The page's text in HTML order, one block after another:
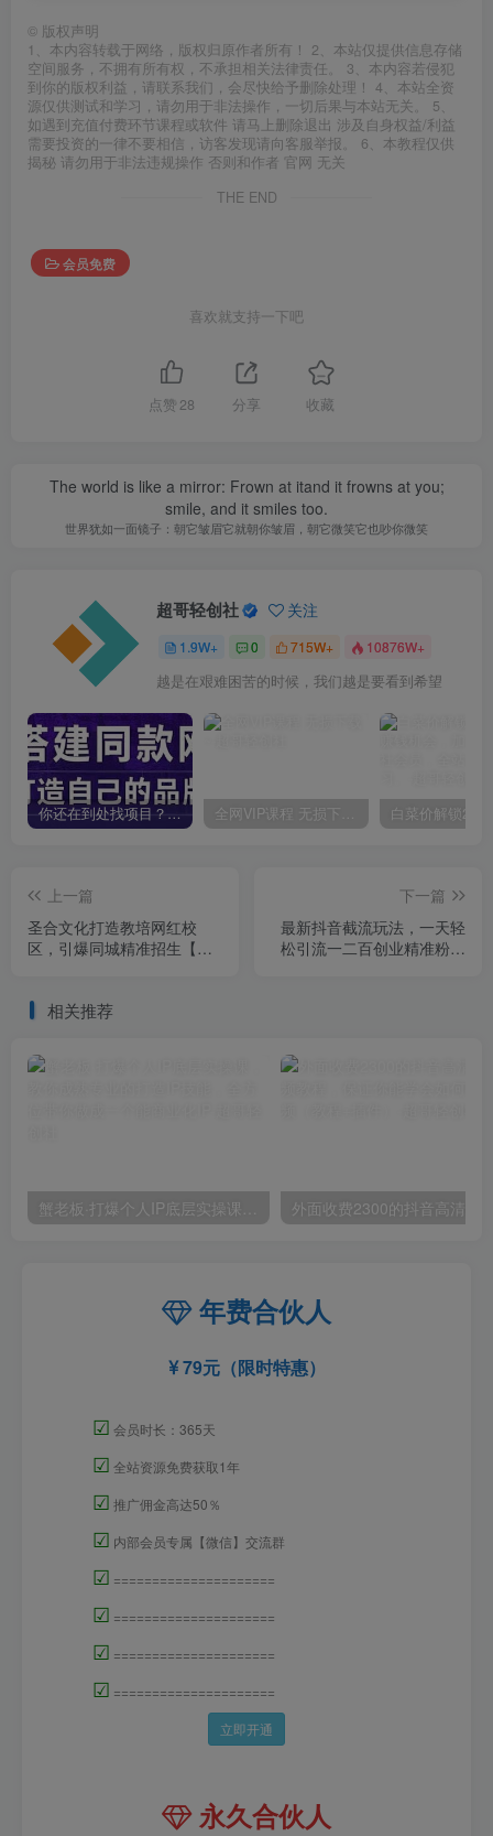
© 版权声明
1、本内容转载于网络，版权归原作者所有！ 2、本站仅提供信息存储
空间服务，不拥有所有权，不承担相关法律责任。 3、本内容若侵犯
到你的版权利益，请联系我们，会尽快给予删除处理！ 4、本站全资
源仅供测试和学习，请勿用于非法操作，一切后果与本站无关。 5、
如遇到充值付费环节课程或软件 请马上删除退出 涉及自身权益/利益
需要投资的一律不要相信，访客发现请向客服举报。 6、本教程仅供
揭秘 请勿用于非法违规操作 否则和作者 官网 无关
THE END
会员免费
喜欢就支持一下吧
点赞 28 分享 收藏
The world is like a mirror: Frown at itand it frowns at you;
smile, and it smiles too.
世界犹如一面镜子：朝它皱眉它就朝你皱眉，朝它微笑它也吵你微笑
超哥轻创社 关注
1.9W+ 0 715W+ 10876W+
越是在艰难困苦的时候，我们越是要看到希望
你还在到处找项目？还在当韭菜？我靠卖项目一个月收入5万+，曾经我也是个失败者。 全网VIP课程 无损下载~
上一篇
圣合文化打造教培网红校
区，引爆同城精准招生【四
下一篇
最新抖音截流玩法，一天轻
松引流一二百创业精准粉，
相关推荐
蟹老板·打爆个人IP底层实操课，教你成熟专业的打造IP技能，全方位带你做成一个能商业化IP
年费合伙人
79元（限时特惠）
☑ 会员时长：365天
☑ 全站资源免费获取1年
☑ 推广佣金高达50％
☑ 内部会员专属【微信】交流群
☑ =====================
☑ =====================
☑ =====================
☑ =====================
立即开通
永久合伙人